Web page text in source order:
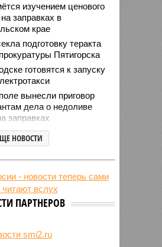
изучением ценового
заправках в
крае
подготовку теракта
Пятигорска
готовятся к запуску
вынесли приговор
дела о недоливе
заправках
авто в
в 2026 году
предупредила о
Кавказе в августе
пляж стал первым
обладателем
СКФО замкнули
НОВОСТИ
ПАРТНЕРОВ
smi2.ru